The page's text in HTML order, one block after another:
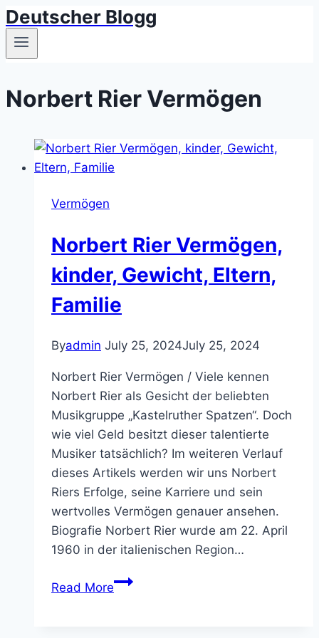
Skip
to
Deutscher Blogg
Norbert Rier Vermögen
Vermögen
Norbert Rier Vermögen,
kinder, Gewicht, Eltern,
Familie
Byadmin July 25, 2024July 25, 2024
Norbert Rier Vermögen / Viele kennen
Norbert Rier als Gesicht der beliebten
Musikgruppe „Kastelruther Spatzen“. Doch
wie viel Geld besitzt dieser talentierte
Musiker tatsächlich? Im weiteren Verlauf
dieses Artikels werden wir uns Norbert
Riers Erfolge, seine Karriere und sein
wertvolles Vermögen genauer ansehen.
Biografie Norbert Rier wurde am 22. April
1960 in der italienischen Region…
Read MoreNorbert